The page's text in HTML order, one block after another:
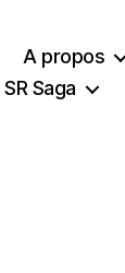
A propos
SR Saga